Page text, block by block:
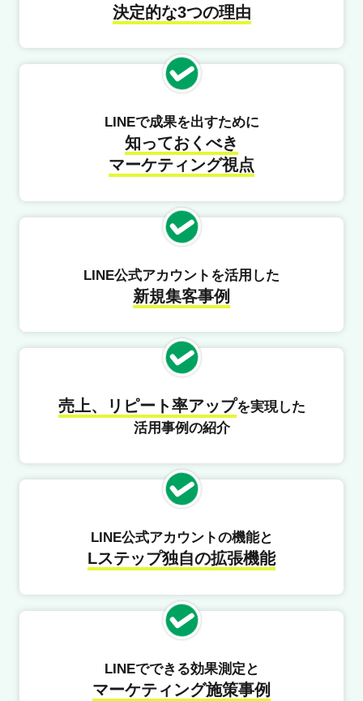
決定的な3つの理由
LINEで成果を出すために
知っておくべき
マーケティング視点
LINE公式アカウントを活用した
新規集客事例
売上、リピート率アップを実現した
活用事例の紹介
LINE公式アカウントの機能と
Lステップ独自の拡張機能
LINEでできる効果測定と
マーケティング施策事例